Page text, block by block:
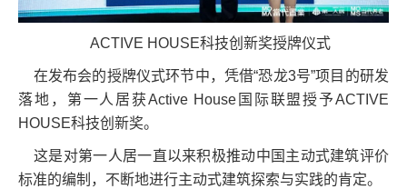
ACTIVE HOUSE科技创新奖授牌仪式
在发布会的授牌仪式环节中，凭借“恐龙3号”项目的研发
落地，第一人居获Active House国际联盟授予ACTIVE
HOUSE科技创新奖。
这是对第一人居一直以来积极推动中国主动式建筑评价
标准的编制，不断地进行主动式建筑探索与实践的肯定。